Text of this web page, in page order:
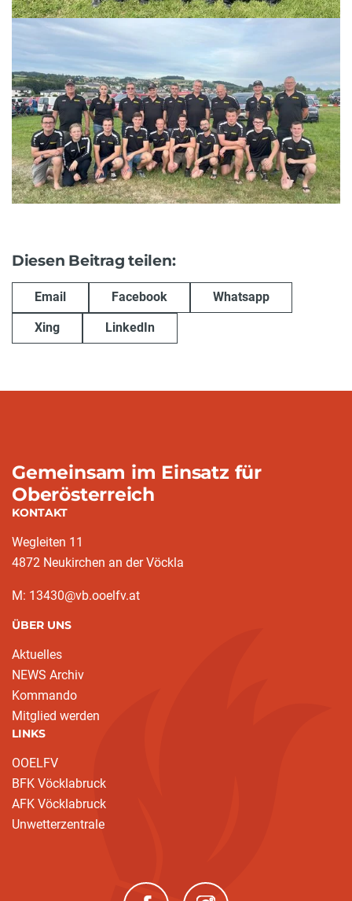
Diesen Beitrag teilen:
Email Facebook Whatsapp
Xing LinkedIn
Gemeinsam im Einsatz für
Oberösterreich
KONTAKT
Wegleiten 11
4872 Neukirchen an der Vöckla
M: 13430@vb.ooelfv.at
ÜBER UNS
Aktuelles
NEWS Archiv
Kommando
Mitglied werden
LINKS
OOELFV
BFK Vöcklabruck
AFK Vöcklabruck
Unwetterzentrale